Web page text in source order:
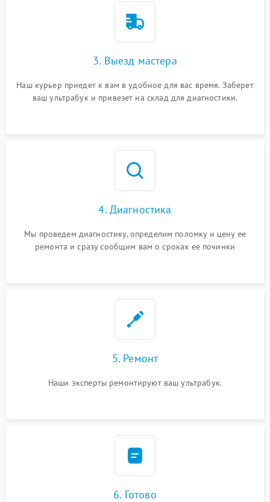
3. Выезд мастера
Наш курьер приедет к вам в удобное для вас время. Заберет
ваш ультрабук и привезет на склад для диагностики.
4. Диагностика
Мы проведем диагностику, определим поломку и цену ее
ремонта и сразу сообщим вам о сроках ее починки
5. Ремонт
Наши эксперты ремонтируют ваш ультрабук.
6. Готово